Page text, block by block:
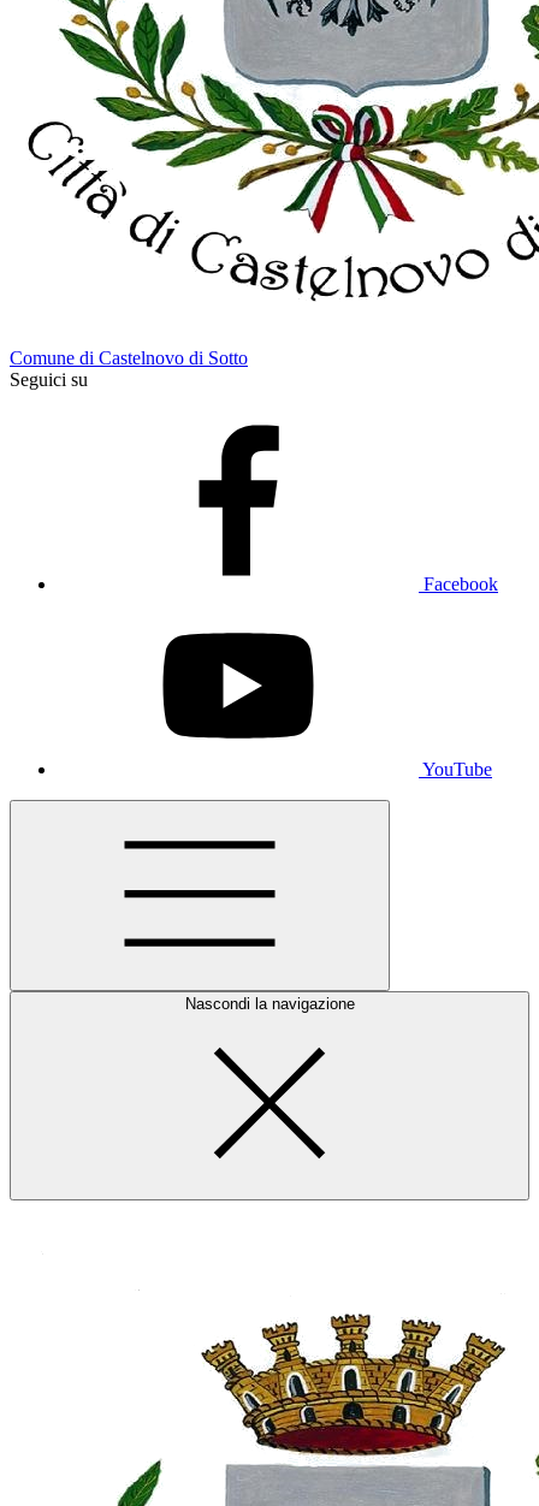
Comune di Castelnovo di Sotto
Seguici su
Facebook
YouTube
Nascondi la navigazione